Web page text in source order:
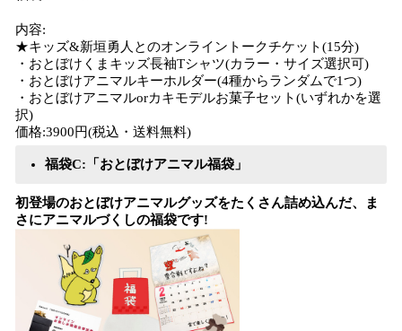
内容:
★キッズ&新垣勇人とのオンライントークチケット(15分)
・おとぼけくまキッズ長袖Tシャツ(カラー・サイズ選択可)
・おとぼけアニマルキーホルダー(4種からランダムで1つ)
・おとぼけアニマルorカキモデルお菓子セット(いずれかを選
択)
価格:3900円(税込・送料無料)
福袋C:「おとぼけアニマル福袋」
​初登場のおとぼけアニマルグッズをたくさん詰め込んだ、ま
さにアニマルづくしの福袋です!